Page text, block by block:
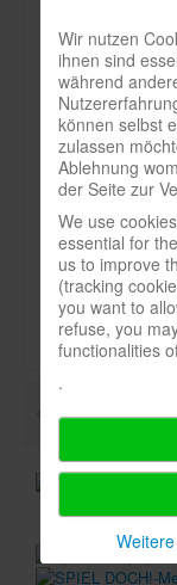
SpieleMag
Infos
Shop
Download
Spieledatenbank
Premium login
Neuheiten-New
Preise-Awards
Branchen-/
Crowdfunding
Veranstaltungen-
Heft:
2_16
Seite:
35
Art:
Titel
Wir nutzen
ihnen sind
während
können selbst
zulassen
Ablehnung
der Seite zur
We use
essential for
us to improve
(tracking
you want to
refuse, you
functionalities
.